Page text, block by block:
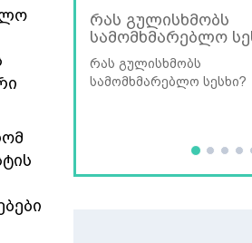
რას გულისხმობს
სამომხმარებლო
რას გულისხმობს
სამომხმარებლო სესხი?